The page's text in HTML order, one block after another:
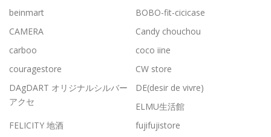
beinmart
BOBO-fit-cicicase
CAMERA
Candy chouchou
carboo
coco iine
couragestore
CW store
DAgDART オリジナルシルバー
アクセ
DE(desir de vivre)
ELMU生活館
FELICITY 地酒
fujifujistore